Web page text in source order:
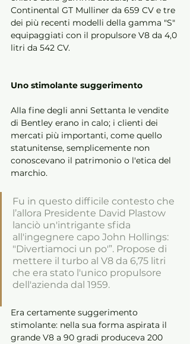
Continental GT Mulliner da 659 CV e tre
dei più recenti modelli della gamma "S"
equipaggiati con il propulsore V8 da 4,0
litri da 542 CV.
Uno stimolante suggerimento
Alla fine degli anni Settanta le vendite
di Bentley erano in calo; i clienti dei
mercati più importanti, come quello
statunitense, semplicemente non
conoscevano il patrimonio o l'etica del
marchio.
Fu in questo difficile contesto che
l’allora Presidente David Plastow
lanciò un'intrigante sfida
all'ingegnere capo John Hollings:
"Divertiamoci un po'”. Propose di
mettere il turbo al V8 da 6,75 litri
che era stato l'unico propulsore
dell'azienda dal 1959.
Era certamente suggerimento
stimolante: nella sua forma aspirata il
grande V8 a 90 gradi produceva 200